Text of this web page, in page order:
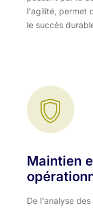
l'agilité, permet
le succès
Maintien
De l'analyse